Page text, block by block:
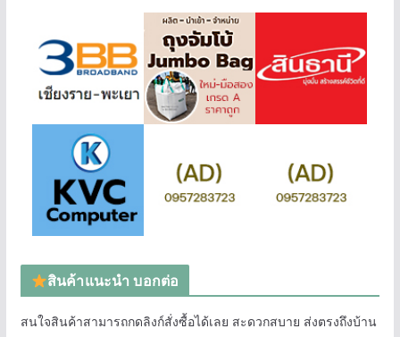
สินค้าแนะนำ บอกต่อ
สนใจสินค้าสามารถกดลิงก์สั่งซื้อได้เลย สะดวกสบาย ส่งตรงถึงบ้าน